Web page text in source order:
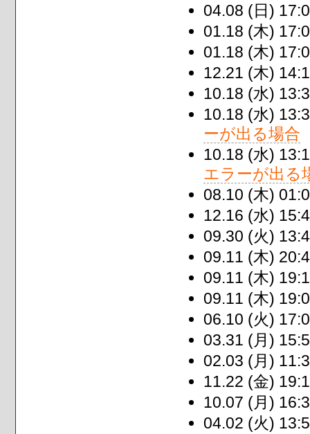
04.08 (日)
01.18 (木)
01.18 (木)
12.21 (木)
10.18 (水)
10.18 (水)
ーが出る場合
10.18 (水)
エラーが出る
08.10 (木)
12.16 (水)
09.30 (火)
09.11 (木)
09.11 (木)
09.11 (木)
06.10 (火)
03.31 (月)
02.03 (月)
11.22 (金)
10.07 (月)
04.02 (火)